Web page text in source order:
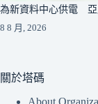
為新資料中心供電 亞
8 8 月, 2026
關於塔碼
About